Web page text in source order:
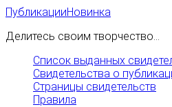
ПубликацииНовинка
Делитесь своим творчество...
Список выданных
Свидетельства о
Страницы свидетельств
Правила